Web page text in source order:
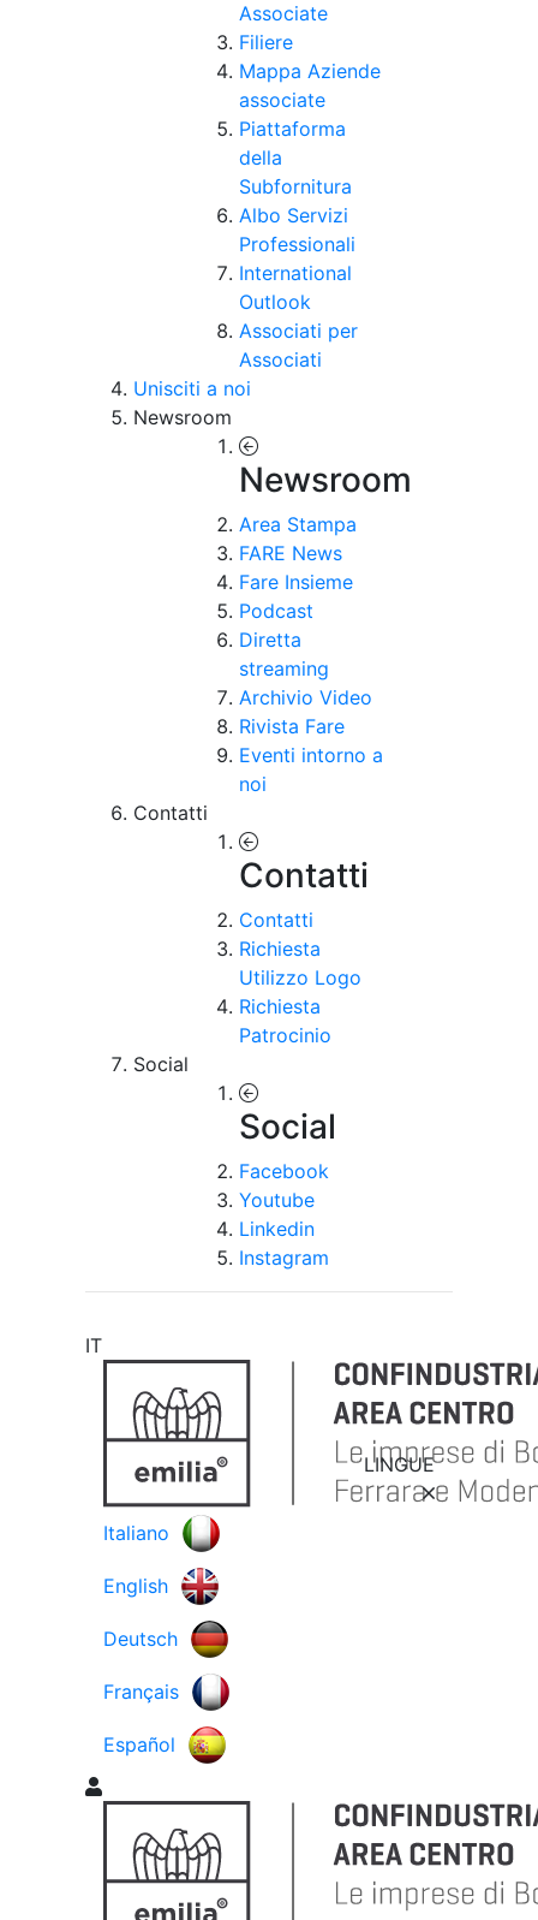
Associate
Filiere
Mappa Aziende
associate
Piattaforma
della
Subfornitura
Albo Servizi
Professionali
International
Outlook
Associati per
Associati
Unisciti a noi
Newsroom
Newsroom
Area Stampa
FARE News
Fare Insieme
Podcast
Diretta
streaming
Archivio Video
Rivista Fare
Eventi intorno a
noi
Contatti
Contatti
Contatti
Richiesta
Utilizzo Logo
Richiesta
Patrocinio
Social
Social
Facebook
Youtube
Linkedin
Instagram
IT
LINGUE
Italiano
English
Deutsch
Français
Español